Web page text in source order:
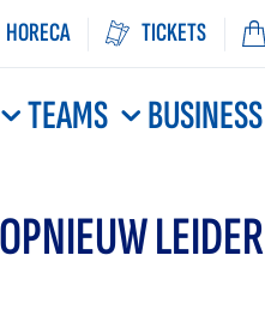
HORECA TICKETS
TEAMS BUSINESS
LEIDER